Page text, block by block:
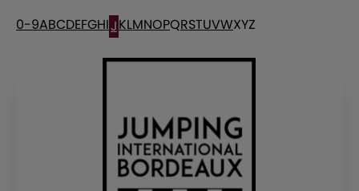
0-9ABCDEFGHIJKLMNOPQRSTUVWXYZ